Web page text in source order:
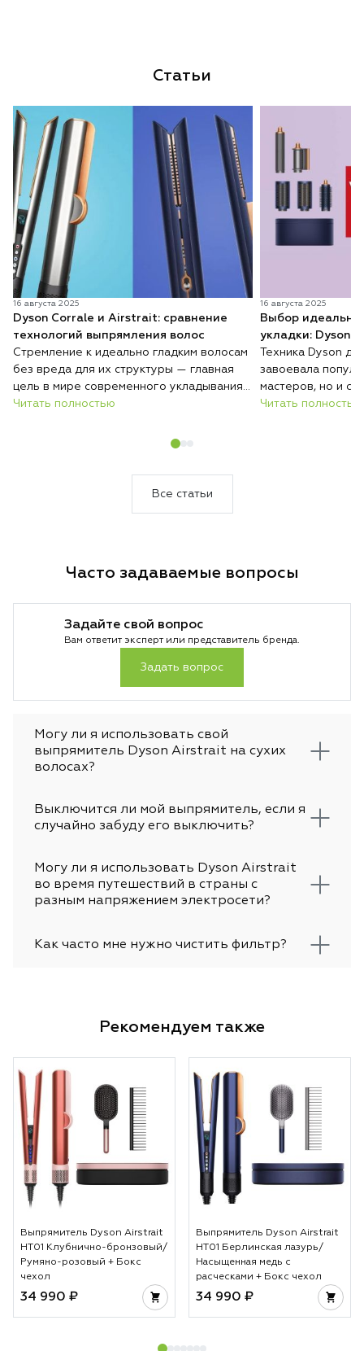
Статьи
16 августа 2025
Dyson Corrale и Airstrait: сравнение
технологий выпрямления волос
Стремление к идеально гладким волосам
без вреда для их структуры — главная
цель в мире современного укладывания.
Dyson представляет два уникальных
утюжок Corrale с инновационными
с помощью воздушного потока. Давайте
Читать полностью
16 августа 2025
Выбор
укладки: Dyson
Техника Dyson
завоевала
мастеров, но и
создавать
Читать полностью
Все статьи
Часто задаваемые вопросы
Задайте свой вопрос
Вам ответит эксперт или представитель бренда.
Задать вопрос
Могу ли я использовать свой
выпрямитель Dyson Airstrait на сухих
волосах?
Выключится ли мой выпрямитель, если я
случайно забуду его выключить?
Могу ли я использовать Dyson Airstrait
во время путешествий в страны с
разным напряжением электросети?
Как часто мне нужно чистить фильтр?
Рекомендуем также
Выпрямитель Dyson Airstrait
HT01 Клубнично-бронзовый/
Румяно-розовый + Бокс
чехол
34 990 ₽
Выпрямитель Dyson Airstrait
HT01 Берлинская лазурь/
Насыщенная медь с
расческами + Бокс чехол
34 990 ₽